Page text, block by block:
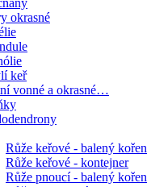
okrasné
keř
vonné a okrasné…
Růže keřové - balený kořen
Růže keřové - kontejner
Růže pnoucí - balený kořen